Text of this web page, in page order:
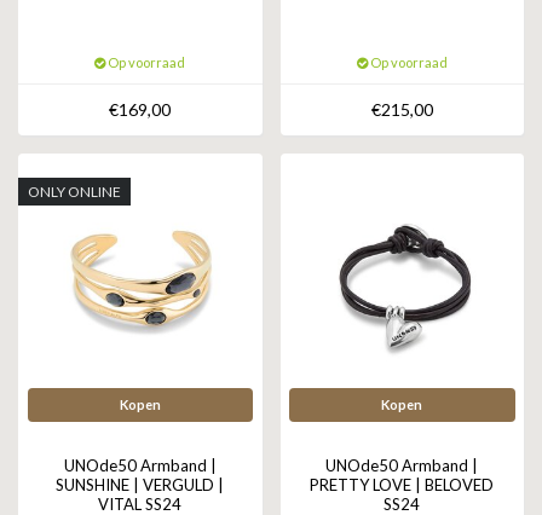
Op voorraad
€169,00
Op voorraad
€215,00
ONLY ONLINE
Kopen
UNOde50 Armband |
SUNSHINE | VERGULD |
VITAL SS24
Kopen
UNOde50 Armband |
PRETTY LOVE | BELOVED
SS24